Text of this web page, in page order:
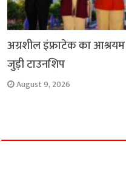
अग्रशील इंफ्राटेक का
जुड़ी टाउनशिप
August 9, 2026